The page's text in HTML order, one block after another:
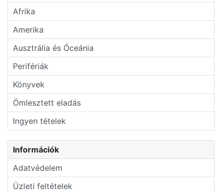
Afrika
Amerika
Ausztrália és Óceánia
Perifériák
Könyvek
Ömlesztett eladás
Ingyen tételek
Információk
Adatvédelem
Üzleti feltételek